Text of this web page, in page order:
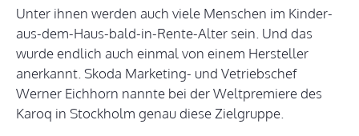
Unter ihnen werden auch viele Menschen im Kinder-
aus-dem-Haus-bald-in-Rente-Alter sein. Und das
wurde endlich auch einmal von einem Hersteller
anerkannt. Skoda Marketing- und Vetriebschef
Werner Eichhorn nannte bei der Weltpremiere des
Karoq in Stockholm genau diese Zielgruppe.